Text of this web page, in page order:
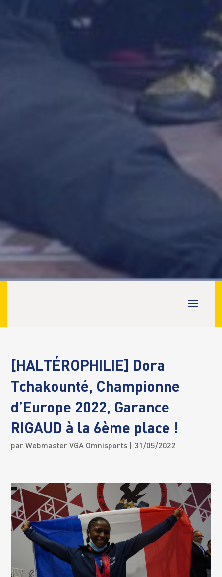
[HALTÉROPHILIE] Dora
Tchakounté, Championne
d’Europe 2022, Garance
RIGAUD à la 6ème place !
parWebmaster VGA Omnisports | 31/05/2022